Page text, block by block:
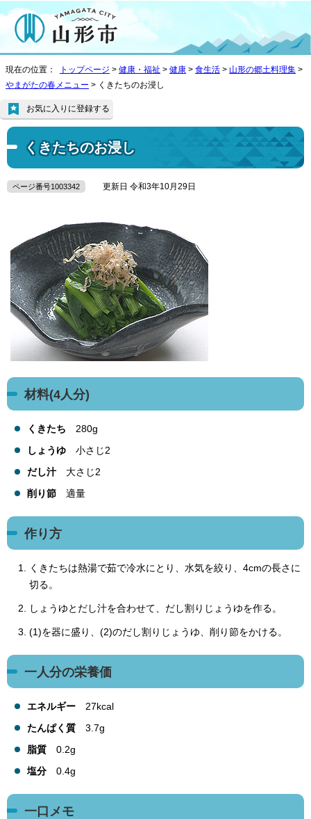
現在の位置： トップページ > 健康・福祉 > 健康 > 食生活 > 山形の郷土料理集 >
やまがたの春メニュー > くきたちのお浸し
くきたちのお浸し
お気に入りに登録する
ページ番号1003342 更新日 令和3年10月29日
材料(4人分)
くきたち 280g
しょうゆ 小さじ2
だし汁大さじ2
削り節 適量
作り方
くきたちは熱湯で茹で冷水にとり、水気を絞り、4cmの長さに
切る。
しょうゆとだし汁を合わせて、だし割りじょうゆを作る。
(1)を器に盛り、(2)のだし割りじょうゆ、削り節をかける。
一人分の栄養価
エネルギー 27kcal
たんぱく質 3.7g
脂質 0.2g
塩分 0.4g
一口メモ